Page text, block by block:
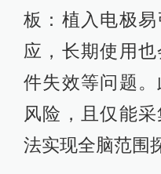
板：植入电极
应，长期使用
件失效等问题
风险，且仅能
法实现全脑范围